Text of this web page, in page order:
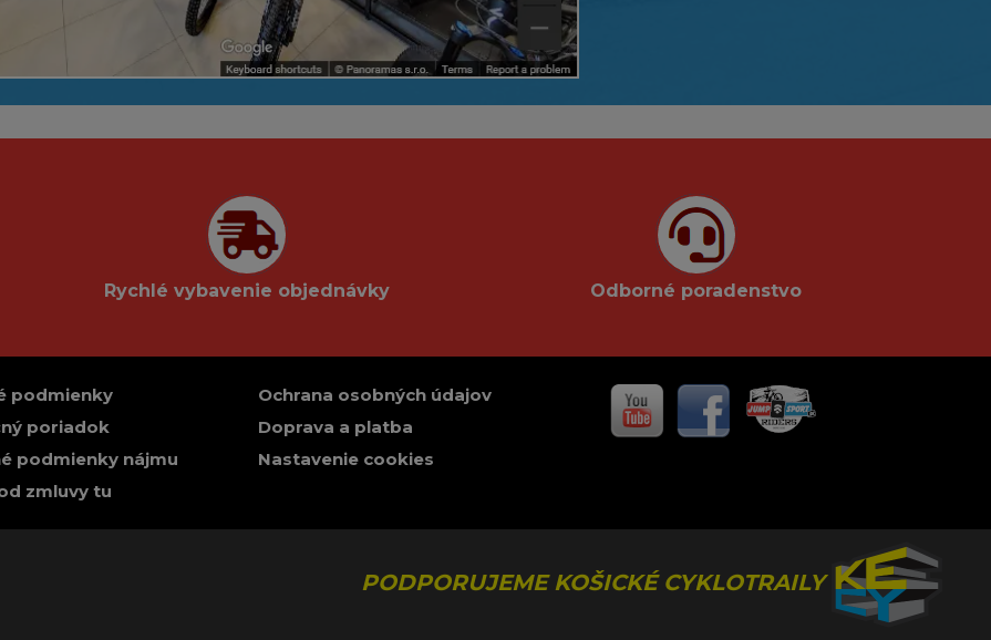
Rychlé vybavenie objednávky Odborné poradenstvo
podmienky
poriadok
podmienky nájmu
zmluvy tu
Ochrana osobných údajov
Doprava a platba
Nastavenie cookies
PODPORUJEME KOŠICKÉ CYKLOTRAILY